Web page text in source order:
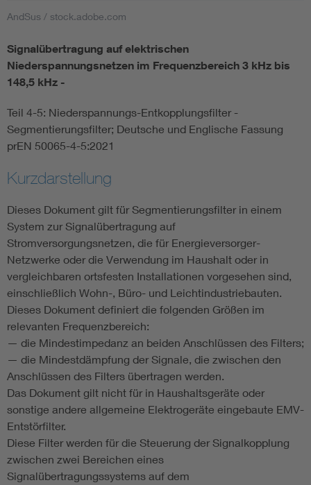
DKE Fachinformationen im Kontext der Normung
Circular Economy für mehr Ressourceneffizienz
Cybersecurity in der Industrieautomatisierung
DIN VDE 0100 für sichere Elektroinstallationen
Elektrofachkraft (EFK)
AndSus / stock.adobe.com
Signalübertragung auf elektrischen
Niederspannungsnetzen im Frequenzbereich 3 kHz bis
148,5 kHz -
Teil 4-5: Niederspannungs-Entkopplungsfilter -
Segmentierungsfilter; Deutsche und Englische Fassung
prEN 50065-4-5:2021
Kurzdarstellung
Dieses Dokument gilt für Segmentierungsfilter in einem
System zur Signalübertragung auf
Stromversorgungsnetzen, die für Energieversorger-
Netzwerke oder die Verwendung im Haushalt oder in
vergleichbaren ortsfesten Installationen vorgesehen sind,
einschließlich Wohn-, Büro- und Leichtindustriebauten.
Dieses Dokument definiert die folgenden Größen im
relevanten Frequenzbereich:
— die Mindestimpedanz an beiden Anschlüssen des Filters;
— die Mindestdämpfung der Signale, die zwischen den
Anschlüssen des Filters übertragen werden.
Das Dokument gilt nicht für in Haushaltsgeräte oder
sonstige andere allgemeine Elektrogeräte eingebaute EMV-
Entstörfilter.
Diese Filter werden für die Steuerung der Signalkopplung
zwischen zwei Bereichen eines
Signalübertragungssystems auf dem